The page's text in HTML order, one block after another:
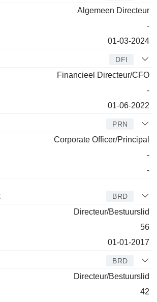
Algemeen Directeur
-
01-03-2024
DFI
Financieel Directeur/CFO
-
01-06-2022
PRN
Corporate Officer/Principal
-
-
BRD
Directeur/Bestuurslid
56
01-01-2017
BRD
Directeur/Bestuurslid
42